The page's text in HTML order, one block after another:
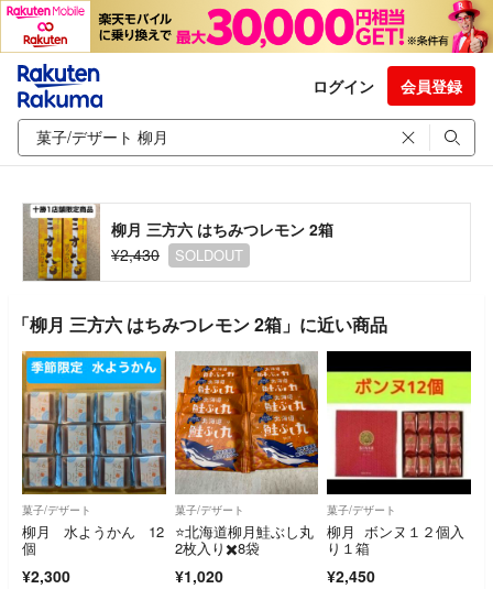
ログイン 会員登録
柳月 三方六 はちみつレモン 2箱
¥2,430
SOLDOUT
「柳月 三方六 はちみつレモン 2箱」に近い商品
菓子/デザート
柳月 水ようかん 12
個
¥2,300
菓子/デザート
⭐️北海道柳月鮭ぶし丸
2枚入り✖️8袋
¥1,020
菓子/デザート
柳月 ボンヌ１２個入
り１箱
¥2,450